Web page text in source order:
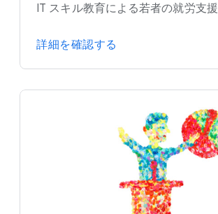
IT スキル教育による若者の就労支援
詳細を確認する